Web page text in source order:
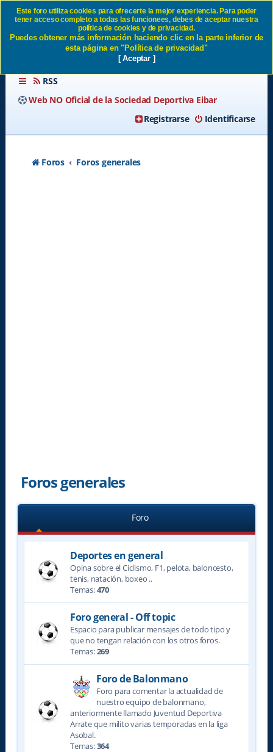
Foros generales SD Eibar
RSS
Web NO Oficial de la Sociedad Deportiva Eibar
Identificarse
Registrarse
Foros Foros generales
Foros generales
Foro
Deportes en general
Opina sobre el Ciclismo, F1, pelota, baloncesto,
tenis, natación, boxeo ..
Temas:470
Foro general - Off topic
Espacio para publicar mensajes de todo tipo y
que no tengan relación con los otros foros.
Temas:269
Foro de Balonmano
Foro para comentar la actualidad de
nuestro equipo de balonmano,
anteriormente llamado Juventud Deportiva
Arrate que milito varias temporadas en la liga
Asobal.
Temas:364
Este foro utiliza cookies para ofrecerte la mejor experiencia. Para poder
tener acceso completo a todas las funcionees, debes de aceptar nuestra
política de cookies y de privacidad.
Puedes obtener más información haciendo clic en la parte inferior de
esta página en "Política de privacidad"
[ Aceptar ]